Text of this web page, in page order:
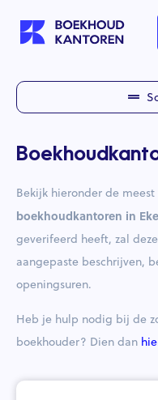
Bekijk hieronder de
boekhoudkantoren in
geverifeerd heeft, zal
aangepaste beschrijven,
openingsuren.
Heb je hulp nodig bij de
boekhouder? Dien dan